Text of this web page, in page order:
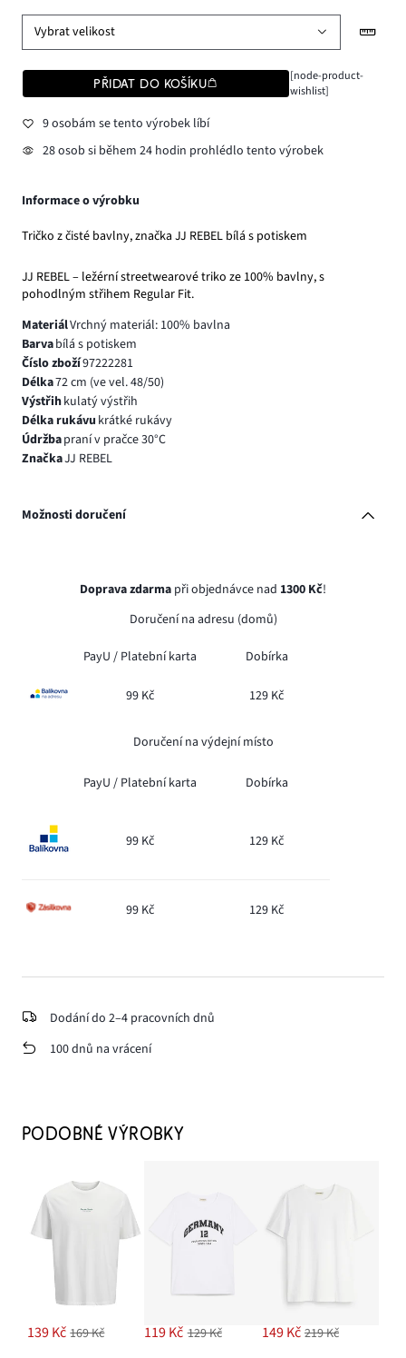
Vybrat velikost
PŘIDAT DO KOŠÍKU
[node-product-
wishlist]
9 osobám se tento výrobek líbí
28 osob si během 24 hodin prohlédlo tento výrobek
Informace o výrobku
Tričko z čisté bavlny, značka JJ REBEL bílá s potiskem
JJ REBEL – ležérní streetwearové triko ze 100% bavlny, s
pohodlným střihem Regular Fit.
MateriálVrchný materiál: 100% bavlna
Barvabílá s potiskem
Číslo zboží97222281
Délka72 cm (ve vel. 48/50)
Výstřihkulatý výstřih
Délka rukávu krátké rukávy
Údržbapraní v pračce 30°C
ZnačkaJJ REBEL
Možnosti doručení
Doprava zdarma při objednávce nad 1300 Kč!
Doručení na adresu (domů)
PayU / Platební karta Dobírka
99 Kč 129 Kč
Doručení na výdejní místo
PayU / Platební karta Dobírka
99 Kč 129 Kč
99 Kč 129 Kč
Dodání do 2–4 pracovních dnů
100 dnů na vrácení
PODOBNÉ VÝROBKY
139 Kč 169 Kč 119 Kč 129 Kč 149 Kč 219 Kč